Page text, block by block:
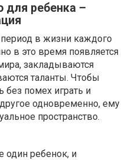
для ребенка –
в жизни каждого
в это время появляется
закладываются
таланты. Чтобы
помех играть и
другое одновременно, ему
пространство.
один ребенок, и